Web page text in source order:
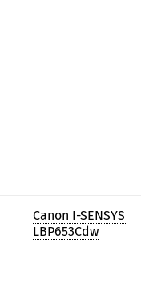
Canon I-SENSYS
LBP653Cdw